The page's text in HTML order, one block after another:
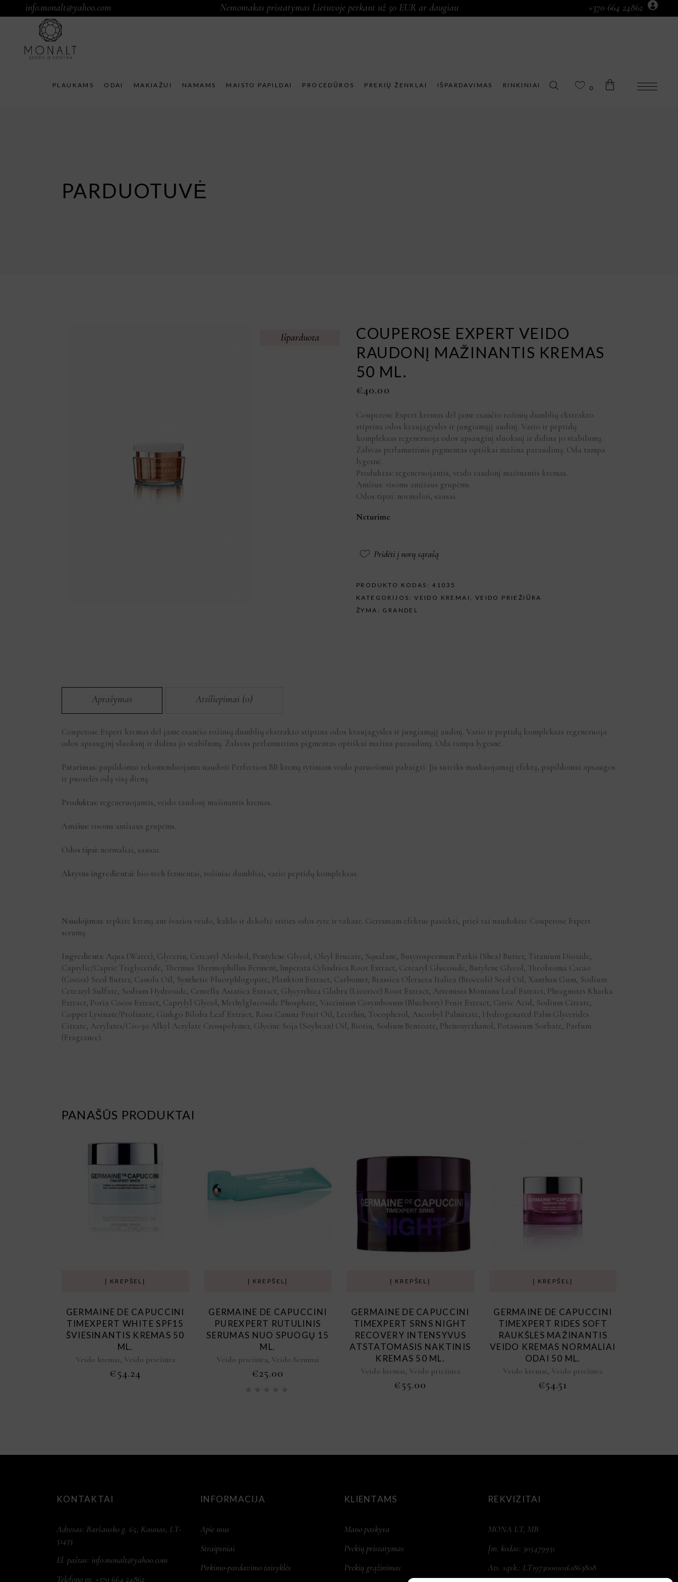
info.monalt@yahoo.com Nemomakas pristatymas Lietuvoje perkant už 50 EUR ar daugiau +370 664 24862
PLAUKAMS ODAI MAKIAŽUI NAMAMS MAISTO PAPILDAI PROCEDŪROS PREKIŲ ŽENKLAI IŠPARDAVIMAS RINKINIAI 0
PARDUOTUVĖ
Išparduota
COUPEROSE EXPERT VEIDO
RAUDONĮ MAŽINANTIS KREMAS
50 ML.
€40.00
Couperose Expert kremas dėl jame esančio rožinių dumblių ekstrakto
stiprina odos kraujagysles ir jungiamąjį audinį. Vario ir peptidų
kompleksas regeneruoja odos apsauginį sluoksnį ir didina jo stabilumą.
Žalsvas perlamutrinis pigmentas optiškai mažina paraudimą. Oda tampa
lygesnė.
Produktas: regeneruojantis, veido raudonį mažinantis kremas.
Amžius: visoms amžiaus grupėms.
Odos tipai: normaliai, sausai.
Neturime
Pridėti į norų sąrašą
PRODUKTO KODAS: 41035
KATEGORIJOS:VEIDO KREMAI , VEIDO PRIEŽIŪRA
ŽYMA: GRANDEL
Aprašymas Atsiliepimai (0)
Couperose Expert kremas dėl jame esančio rožinių dumblių ekstrakto stiprina odos kraujagysles ir jungiamąjį audinį. Vario ir peptidų kompleksas regeneruoja
odos apsauginį sluoksnį ir didina jo stabilumą. Žalsvas perlamutrinis pigmentas optiškai mažina paraudimą. Oda tampa lygesnė.
Patarimas: papildomai rekomenduojama naudoti Perfection BB kremą rytiniam veido paruošimui pabaigti. Jis suteiks maskuojamajį efektą, papildomai apsaugos
ir puoselės odą visą dieną.
Produktas: regeneruojantis, veido raudonį mažinantis kremas.
Amžius: visoms amžiaus grupėms.
Odos tipai: normaliai, sausai.
Aktyvūs ingredientai: bio-tech fermentai, rožiniai dumbliai, vario peptidų kompleksas.
Naudojimas: tepkite kremą ant švarios veido, kaklo ir dekoltė srities odos ryte ir vakare. Geresniam efektui pasiekti, prieš tai naudokite Couperose Expert
serumą.
Ingredients: Aqua (Water), Glycerin, Cetearyl Alcohol, Pentylene Glycol, Oleyl Erucate, Squalane, Butyrospermum Parkii (Shea) Butter, Titanium Dioxide,
Caprylic/Capric Triglyceride, Thermus Thermophillus Ferment, Imperata Cylindrica Root Extract, Cetearyl Glucoside, Butylene Glycol, Theobroma Cacao
(Cocoa) Seed Butter, Canola Oil, Synthetic Fluorphlogopite, Plankton Extract, Carbomer, Brassica Oleracea Italica (Broccoli) Seed Oil, Xanthan Gum, Sodium
Cetearyl Sulfate, Sodium Hydroxide, Centella Asiatica Extract, Glycyrrhiza Glabra (Licorice) Root Extract, Artemisia Montana Leaf Extract, Phragmites Kharka
Extract, Poria Cocos Extract, Caprylyl Glycol, Methylglucoside Phosphate, Vaccinium Corymbosum (Blueberry) Fruit Extract, Citric Acid, Sodium Citrate,
Copper Lysinate/Prolinate, Ginkgo Biloba Leaf Extract, Rosa Canina Fruit Oil, Lecithin, Tocopherol, Ascorbyl Palmitate, Hydrogenated Palm Glycerides
Citrate, Acrylates/C10-30 Alkyl Acrylate Crosspolymer, Glycine Soja (Soybean) Oil, Biotin, Sodium Benzoate, Phenoxyethanol, Potassium Sorbate, Parfum
(Fragrance).
PANAŠŪS PRODUKTAI
Į KREPŠELĮ
GERMAINE DE CAPUCCINI
TIMEXPERT WHITE SPF15
ŠVIESINANTIS KREMAS 50
ML.
Veido kremai, Veido priežiūra
€54.24
Į KREPŠELĮ
GERMAINE DE CAPUCCINI
PUREXPERT RUTULINIS
SERUMAS NUO SPUOGŲ 15
ML.
Veido priežiūra, Veido Serumai
€25.00
Į KREPŠELĮ
GERMAINE DE CAPUCCINI
TIMEXPERT SRNS NIGHT
RECOVERY INTENSYVUS
ATSTATOMASIS NAKTINIS
KREMAS 50 ML.
Veido kremai, Veido priežiūra
€55.00
Į KREPŠELĮ
GERMAINE DE CAPUCCINI
TIMEXPERT RIDES SOFT
RAUKŠLES MAŽINANTIS
VEIDO KREMAS NORMALIAI
ODAI 50 ML.
Veido kremai, Veido priežiūra
€54.51
KONTAKTAI
Adresas: Baršausko g. 65, Kaunas, LT-
51433
El. paštas: info.monalt@yahoo.com
Telefono nr. +370 664 24862
INFORMACIJA
Apie mus
Straipsniai
Pirkimo-pardavimo taisyklės
KLIENTAMS
Mano paskyra
Prekių pristatymas
Prekių grąžinimas
REKVIZITAI
MONA LT, MB
Įm. kodas: 305479931
Ats. sąsk.: LT197300010161863808